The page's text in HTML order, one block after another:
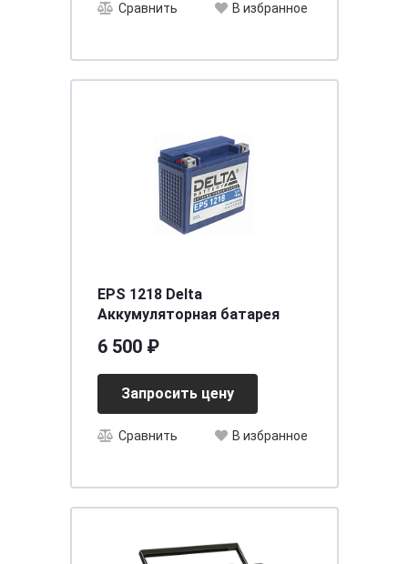
Сравнить В избранное
EPS 1218 Delta
Аккумуляторная батарея
6 500 ₽
Запросить цену
Сравнить В избранное